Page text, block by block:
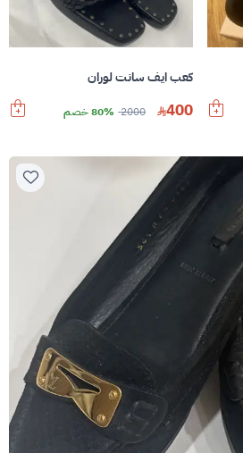
كعب ايف سانت لوران
400
2000 80% خصم